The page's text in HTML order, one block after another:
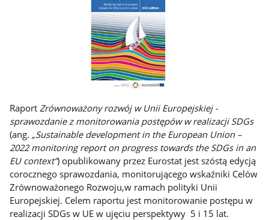
Raport Zrównoważony rozwój w Unii Europejskiej -
sprawozdanie z monitorowania postępów w realizacji SDGs
(ang. „Sustainable development in the European Union –
2022 monitoring report on progress towards the SDGs in an
EU context”) opublikowany przez Eurostat jest szóstą edycją
corocznego sprawozdania, monitorującego wskaźniki Celów
Zrównoważonego Rozwoju,w ramach polityki Unii
Europejskiej. Celem raportu jest monitorowanie postępu w
realizacji SDGs w UE w ujęciu perspektywy 5 i 15 lat.